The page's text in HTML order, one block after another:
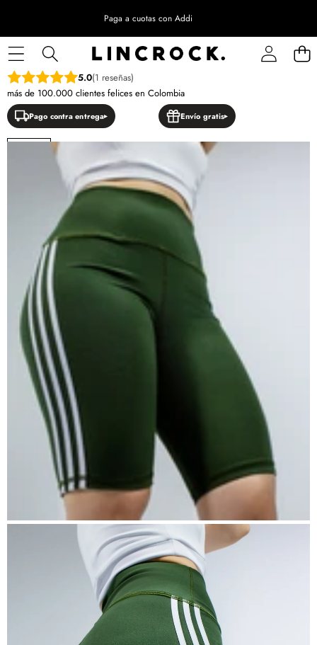
Paga a cuotas con Addi
SALTAR A LA INFORMACIÓN DEL PRODUCTO
5.0(1 reseñas)
más de 100.000 clientes felices en Colombia
Pago contra entrega Envío gratis